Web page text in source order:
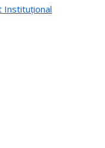
Instituțional